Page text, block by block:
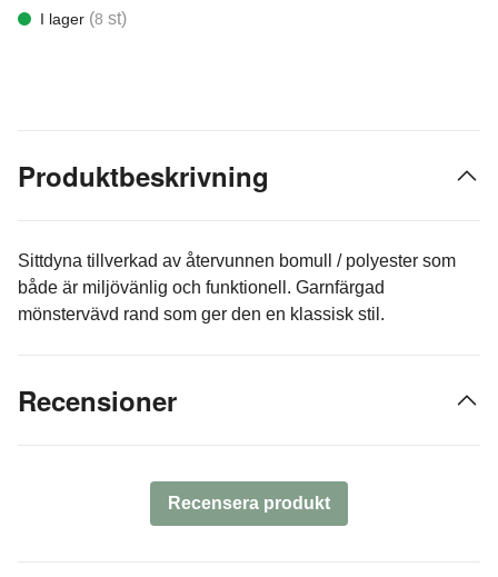
I lager (8 st)
Produktbeskrivning
Sittdyna tillverkad av återvunnen bomull / polyester som
både är miljövänlig och funktionell. Garnfärgad
mönstervävd rand som ger den en klassisk stil.
Recensioner
Recensera produkt